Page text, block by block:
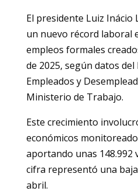
El presidente Luiz Inácio
un nuevo récord laboral
empleos formales
de 2025, según datos
Empleados y
Ministerio de Trabajo.
Este crecimiento
económicos
aportando unas 148.992
cifra representó una
abril.